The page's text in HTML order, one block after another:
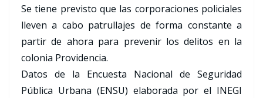
Se tiene previsto que las corporaciones policiales
lleven a cabo patrullajes de forma constante a
partir de ahora para prevenir los delitos en la
colonia Providencia.
Datos de la Encuesta Nacional de Seguridad
Pública Urbana (ENSU) elaborada por el INEGI